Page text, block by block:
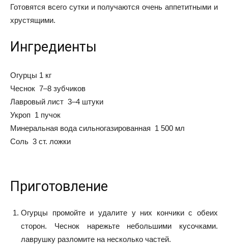
Готовятся всего сутки и получаются очень аппетитными и
хрустящими.
Ингредиенты
Огурцы 1 кг
Чеснок 7–8 зубчиков
Лавровый лист 3–4 штуки
Укроп 1 пучок
Минеральная вода сильногазированная 1 500 мл
Соль 3 ст. ложки
Приготовление
Огурцы промойте и удалите у них кончики с обеих
сторон. Чеснок нарежьте небольшими кусочками.
лаврушку разломите на несколько частей.